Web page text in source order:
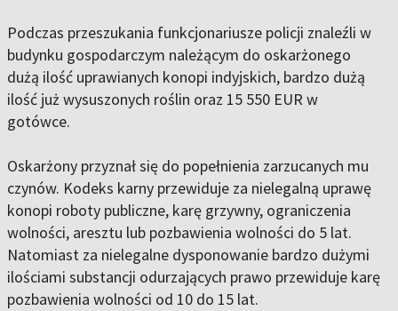
Podczas przeszukania funkcjonariusze policji znaleźli w
budynku gospodarczym należącym do oskarżonego
dużą ilość uprawianych konopi indyjskich, bardzo dużą
ilość już wysuszonych roślin oraz 15 550 EUR w
gotówce.
Oskarżony przyznał się do popełnienia zarzucanych mu
czynów. Kodeks karny przewiduje za nielegalną uprawę
konopi roboty publiczne, karę grzywny, ograniczenia
wolności, aresztu lub pozbawienia wolności do 5 lat.
Natomiast za nielegalne dysponowanie bardzo dużymi
ilościami substancji odurzających prawo przewiduje karę
pozbawienia wolności od 10 do 15 lat.